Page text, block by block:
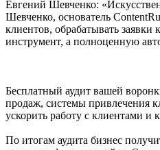
Евгений Шевченко:
Шевченко, основатель
клиентов, обрабатывать заявки
инструмент, а полноценную
Бесплатный аудит вашей
продаж, системы привлечения
ускорить работу с клиентами и
По итогам аудита бизнес